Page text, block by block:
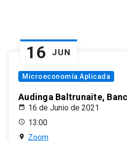
16 JUN
Microeconomía Aplicada
Audinga Baltrunaite,
16 de Junio de 2021
13:00
Zoom